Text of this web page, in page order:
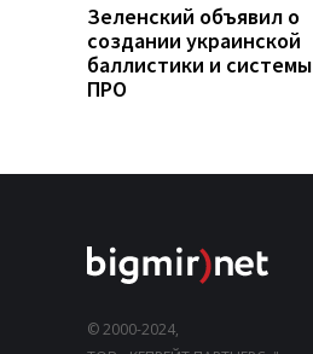
Зеленский объявил о
создании украинской
баллистики и системы
ПРО
© 2000-2024,